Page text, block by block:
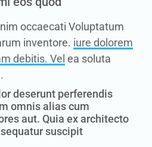
occaecati Voluptatum
inventore. iure dolorem
debitis. Vel ea soluta
deserunt perferendis
omnis alias cum
aut. Quia ex architecto
suscipit